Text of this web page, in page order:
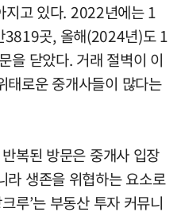
지고 있다. 2022년에는 1
곳, 올해(2024년)도 1
을 닫았다. 거래 절벽이 이
태로운 중개사들이 많다는
복된 방문은 중개사 입장
라 생존을 위협하는 요소로
루’는 부동산 투자 커뮤니